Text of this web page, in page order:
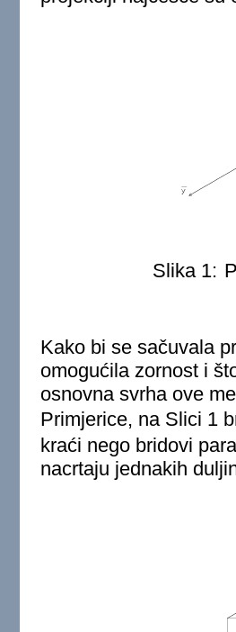
Slika 1:
Kako bi se sačuvala
omogućila zornost i
osnovna svrha ove
Primjerice, na Slici 1
kraći nego bridovi
nacrtaju jednakih